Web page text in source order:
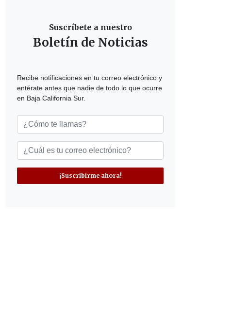
Suscríbete a nuestro
Boletín de Noticias
Recibe notificaciones en tu correo electrónico y
entérate antes que nadie de todo lo que ocurre
en Baja California Sur.
¡Suscribirme ahora!